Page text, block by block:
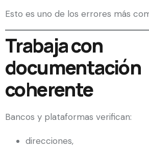
Esto es uno de los errores más
Trabaja con
documentación
coherente
Bancos y plataformas verifican:
direcciones,